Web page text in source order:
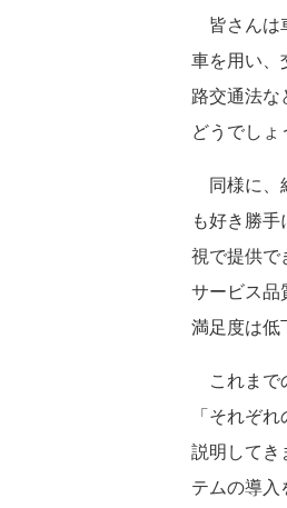
皆さんは
車を用い、
路交通法
どうでしょ
同様に、
も好き勝
視で提供で
サービス品
満足度は低
これまで
「それぞ
説明してき
テムの導